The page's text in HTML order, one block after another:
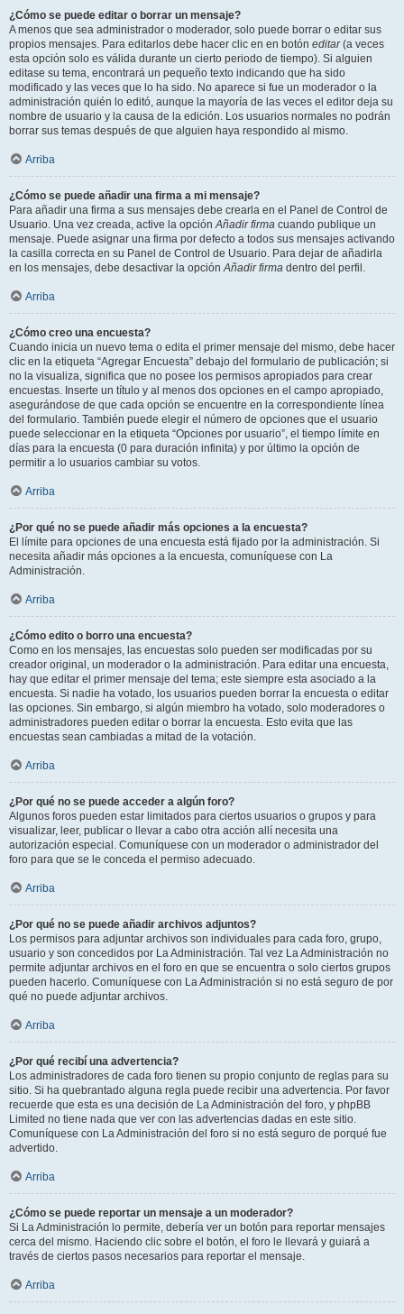
¿Cómo se puede editar o borrar un mensaje?
A menos que sea administrador o moderador, solo puede borrar o editar sus
propios mensajes. Para editarlos debe hacer clic en en botón editar(a veces
esta opción solo es válida durante un cierto periodo de tiempo). Si alguien
editase su tema, encontrará un pequeño texto indicando que ha sido
modificado y las veces que lo ha sido. No aparece si fue un moderador o la
administración quién lo editó, aunque la mayoría de las veces el editor deja su
nombre de usuario y la causa de la edición. Los usuarios normales no podrán
borrar sus temas después de que alguien haya respondido al mismo.
Arriba
¿Cómo se puede añadir una firma a mi mensaje?
Para añadir una firma a sus mensajes debe crearla en el Panel de Control de
Usuario. Una vez creada, active la opciónAñadir firma cuando publique un
mensaje. Puede asignar una firma por defecto a todos sus mensajes activando
la casilla correcta en su Panel de Control de Usuario. Para dejar de añadirla
en los mensajes, debe desactivar la opciónAñadir firma dentro del perfil.
Arriba
¿Cómo creo una encuesta?
Cuando inicia un nuevo tema o edita el primer mensaje del mismo, debe hacer
clic en la etiqueta “Agregar Encuesta” debajo del formulario de publicación; si
no la visualiza, significa que no posee los permisos apropiados para crear
encuestas. Inserte un título y al menos dos opciones en el campo apropiado,
asegurándose de que cada opción se encuentre en la correspondiente línea
del formulario. También puede elegir el número de opciones que el usuario
puede seleccionar en la etiqueta “Opciones por usuario”, el tiempo límite en
días para la encuesta (0 para duración infinita) y por último la opción de
permitir a lo usuarios cambiar su votos.
Arriba
¿Por qué no se puede añadir más opciones a la encuesta?
El límite para opciones de una encuesta está fijado por la administración. Si
necesita añadir más opciones a la encuesta, comuníquese con La
Administración.
Arriba
¿Cómo edito o borro una encuesta?
Como en los mensajes, las encuestas solo pueden ser modificadas por su
creador original, un moderador o la administración. Para editar una encuesta,
hay que editar el primer mensaje del tema; este siempre esta asociado a la
encuesta. Si nadie ha votado, los usuarios pueden borrar la encuesta o editar
las opciones. Sin embargo, si algún miembro ha votado, solo moderadores o
administradores pueden editar o borrar la encuesta. Esto evita que las
encuestas sean cambiadas a mitad de la votación.
Arriba
¿Por qué no se puede acceder a algún foro?
Algunos foros pueden estar limitados para ciertos usuarios o grupos y para
visualizar, leer, publicar o llevar a cabo otra acción allí necesita una
autorización especial. Comuníquese con un moderador o administrador del
foro para que se le conceda el permiso adecuado.
Arriba
¿Por qué no se puede añadir archivos adjuntos?
Los permisos para adjuntar archivos son individuales para cada foro, grupo,
usuario y son concedidos por La Administración. Tal vez La Administración no
permite adjuntar archivos en el foro en que se encuentra o solo ciertos grupos
pueden hacerlo. Comuníquese con La Administración si no está seguro de por
qué no puede adjuntar archivos.
Arriba
¿Por qué recibí una advertencia?
Los administradores de cada foro tienen su propio conjunto de reglas para su
sitio. Si ha quebrantado alguna regla puede recibir una advertencia. Por favor
recuerde que esta es una decisión de La Administración del foro, y phpBB
Limited no tiene nada que ver con las advertencias dadas en este sitio.
Comuníquese con La Administración del foro si no está seguro de porqué fue
advertido.
Arriba
¿Cómo se puede reportar un mensaje a un moderador?
Si La Administración lo permite, debería ver un botón para reportar mensajes
cerca del mismo. Haciendo clic sobre el botón, el foro le llevará y guiará a
través de ciertos pasos necesarios para reportar el mensaje.
Arriba